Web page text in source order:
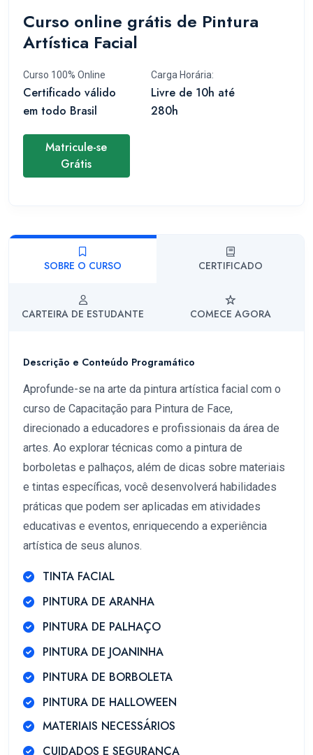
Curso online grátis de Pintura
Artística Facial
Curso 100% Online
Certificado válido
em todo Brasil
Carga Horária:
Livre de 10h até
280h
Matricule-se
Grátis
SOBRE O CURSO CERTIFICADO
CARTEIRA DE ESTUDANTE COMECE AGORA
Descrição e Conteúdo Programático
Aprofunde-se na arte da pintura artística facial com o
curso de Capacitação para Pintura de Face,
direcionado a educadores e profissionais da área de
artes. Ao explorar técnicas como a pintura de
borboletas e palhaços, além de dicas sobre materiais
e tintas específicas, você desenvolverá habilidades
práticas que podem ser aplicadas em atividades
educativas e eventos, enriquecendo a experiência
artística de seus alunos.
TINTA FACIAL
PINTURA DE ARANHA
PINTURA DE PALHAÇO
PINTURA DE JOANINHA
PINTURA DE BORBOLETA
PINTURA DE HALLOWEEN
MATERIAIS NECESSÁRIOS
CUIDADOS E SEGURANÇA